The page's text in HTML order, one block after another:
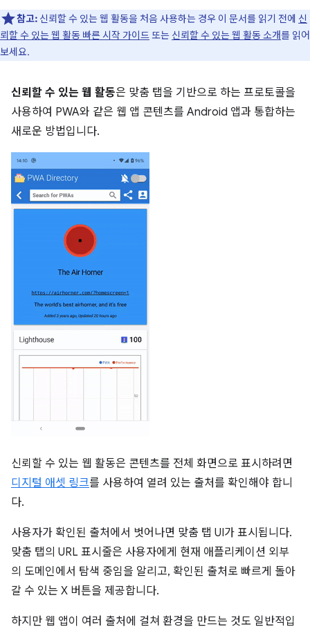
참고: 신뢰할 수 있는 웹 활동을 처음 사용하는 경우 이 문서를 읽기 전에 신
뢰할 수 있는 웹 활동 빠른 시작 가이드 또는 신뢰할 수 있는 웹 활동 소개를 읽어
보세요.
신뢰할 수 있는 웹 활동은 맞춤 탭을 기반으로 하는 프로토콜을
사용하여 PWA와 같은 웹 앱 콘텐츠를 Android 앱과 통합하는
새로운 방법입니다.
신뢰할 수 있는 웹 활동은 콘텐츠를 전체 화면으로 표시하려면
디지털 애셋 링크를 사용하여 열려 있는 출처를 확인해야 합니
다.
사용자가 확인된 출처에서 벗어나면 맞춤 탭 UI가 표시됩니다.
맞춤 탭의 URL 표시줄은 사용자에게 현재 애플리케이션 외부
의 도메인에서 탐색 중임을 알리고, 확인된 출처로 빠르게 돌아
갈 수 있는 X 버튼을 제공합니다.
하지만 웹 앱이 여러 출처에 걸쳐 환경을 만드는 것도 일반적입